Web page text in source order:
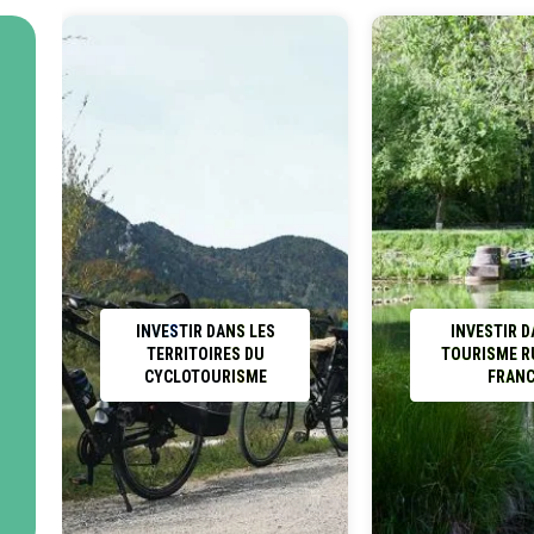
compléter l’activité par une offre d’hébergement touristique. Des
plans d’architecte sont disponibles, ce projet ayant été
initialement envisagé par les propriétaires actuels.
Le prix de vente de ce bien comprenant les murs et le fonds est
au prix de 550 000 €.
INVESTIR DANS LES
TERRITOIRES DU
CYCLOTOURISME
INVESTIR
TOURISME